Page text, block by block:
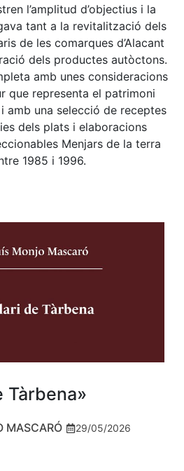
l’amplitud d’objectius i la
tant a la revitalització dels
de les comarques d’Alacant
dels productes autòctons.
amb unes consideracions
que representa el patrimoni
amb una selecció de receptes
dels plats i elaboracions
Menjars de la terra
1985 i 1996.
Tàrbena»
MASCARÓ 29/05/2026